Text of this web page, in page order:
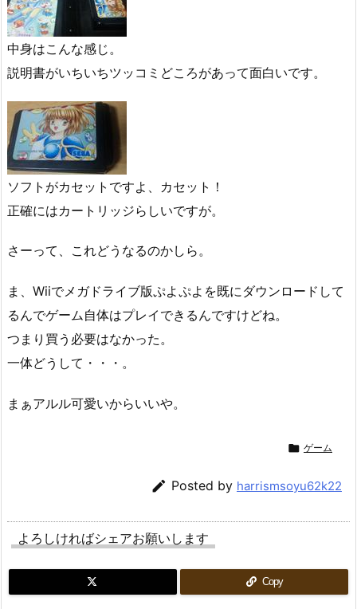
中身はこんな感じ。
説明書がいちいちツッコミどころがあって面白いです。
ソフトがカセットですよ、カセット！
正確にはカートリッジらしいですが。
さーって、これどうなるのかしら。
ま、Wiiでメガドライブ版ぷよぷよを既にダウンロードして
るんでゲーム自体はプレイできるんですけどね。
つまり買う必要はなかった。
一体どうして・・・。
まぁアルル可愛いからいいや。
 ゲーム
 Posted by harrismsoyu62k22
よろしければシェアお願いします
Copy